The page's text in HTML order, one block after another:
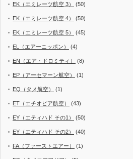
EK（エミレーツ航空 3） (50)
EK（エミレーツ航空 4） (50)
EK（エミレーツ航空 5） (45)
EL（エアーニッポン） (4)
EN（エア・ドロミティ） (8)
EP（アーセマーン航空） (1)
EQ（タメ航空） (1)
ET（エチオピア航空） (43)
EY（エティハド その1） (50)
EY（エティハド その2） (40)
FA（ファーストエアー） (1)